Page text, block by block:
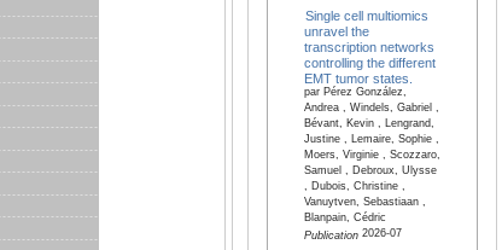
Single cell multiomics
unravel the
transcription networks
controlling the different
EMT tumor states.
par Pérez González,
Andrea , Windels, Gabriel ,
Bévant, Kevin , Lengrand,
Justine , Lemaire, Sophie ,
Moers, Virginie , Scozzaro,
Samuel , Debroux, Ulysse
, Dubois, Christine ,
Vanuytven, Sebastiaan ,
Blanpain, Cédric
Publication2026-07